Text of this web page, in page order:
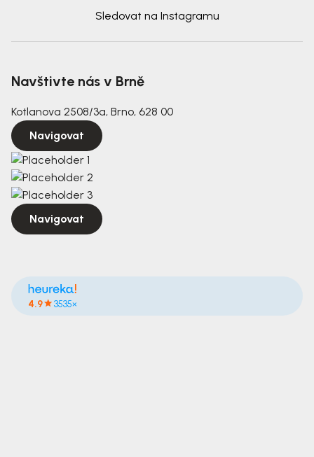
Sledovat na Instagramu
Navštivte nás v Brně
Kotlanova 2508/3a, Brno, 628 00
Navigovat
Navigovat
4.9 3535×